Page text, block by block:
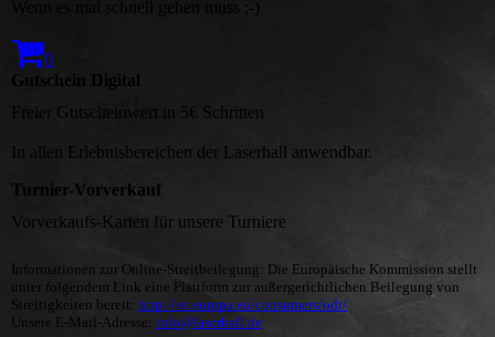
Wenn es mal schnell gehen muss ;-)
0
Gutschein Digital
Freier Gutscheinwert in 5€ Schritten
In allen Erlebnisbereichen der Laserhall anwendbar.
Turnier-Vorverkauf
Vorverkaufs-Karten für unsere Turniere
Informationen zur Online-Streitbeilegung: Die Europäische Kommission stellt
unter folgendem Link eine Plattform zur außergerichtlichen Beilegung von
Streitigkeiten bereit: http://ec.europa.eu/consumers/odr/
Unsere E-Mail-Adresse: info@laserhall.de